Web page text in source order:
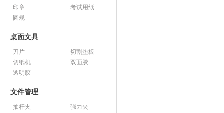
印章
考试用纸
圆规
桌面文具
刀片
切割垫板
切纸机
双面胶
透明胶
文件管理
抽杆夹
强力夹